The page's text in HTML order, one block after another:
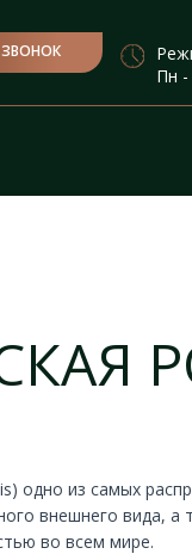
Пн -
одно из самых
внешнего вида,
во всем мире.